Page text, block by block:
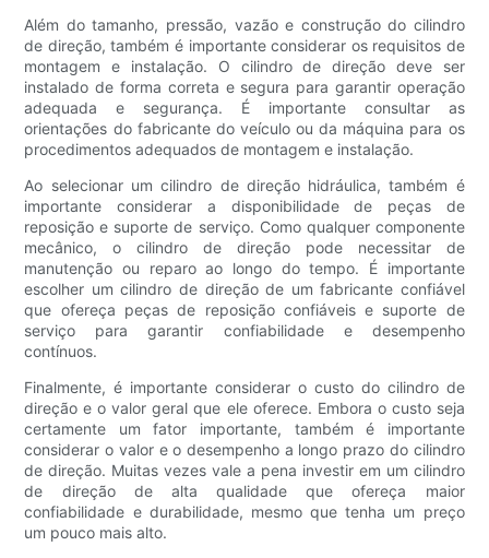
Além do tamanho, pressão, vazão e construção do cilindro
de direção, também é importante considerar os requisitos de
montagem e instalação. O cilindro de direção deve ser
instalado de forma correta e segura para garantir operação
adequada e segurança. É importante consultar as
orientações do fabricante do veículo ou da máquina para os
procedimentos adequados de montagem e instalação.
Ao selecionar um cilindro de direção hidráulica, também é
importante considerar a disponibilidade de peças de
reposição e suporte de serviço. Como qualquer componente
mecânico, o cilindro de direção pode necessitar de
manutenção ou reparo ao longo do tempo. É importante
escolher um cilindro de direção de um fabricante confiável
que ofereça peças de reposição confiáveis ​​e suporte de
serviço para garantir confiabilidade e desempenho
contínuos.
Finalmente, é importante considerar o custo do cilindro de
direção e o valor geral que ele oferece. Embora o custo seja
certamente um fator importante, também é importante
considerar o valor e o desempenho a longo prazo do cilindro
de direção. Muitas vezes vale a pena investir em um cilindro
de direção de alta qualidade que ofereça maior
confiabilidade e durabilidade, mesmo que tenha um preço
um pouco mais alto.